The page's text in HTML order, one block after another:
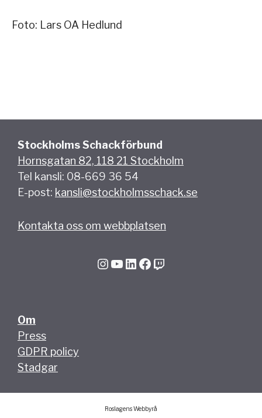
Foto: Lars OA Hedlund
Stockholms Schackförbund
Hornsgatan 82, 118 21 Stockholm
Tel kansli: 08-669 36 54
E-post: kansli@stockholmsschack.se
Kontakta oss om webbplatsen
InstagramYouTube LinkedIn Facebook Twitch
Om
Press
GDPR policy
Stadgar
Roslagens Webbyrå